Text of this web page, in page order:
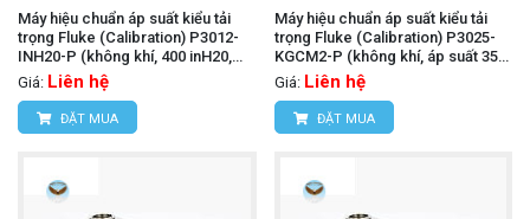
Máy hiệu chuẩn áp suất kiểu tải
trọng Fluke (Calibration) P3012-
INH20-P (không khí, 400 inH20,
PCU đơn)
Giá: Liên hệ
ĐẶT MUA
Máy hiệu chuẩn áp suất kiểu tải
trọng Fluke (Calibration) P3025-
KGCM2-P (không khí, áp suất 35
kgf/cm² và chân không đến 760
Giá: Liên hệ
ĐẶT MUA